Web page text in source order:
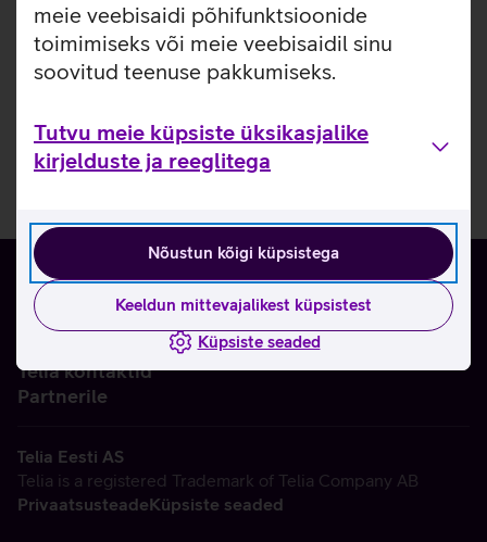
meie veebisaidi põhifunktsioonide
toimimiseks või meie veebisaidil sinu
soovitud teenuse pakkumiseks.
Tutvu meie küpsiste üksikasjalike
kirjelduste ja reeglitega
Nõustun kõigi küpsistega
Keeldun mittevajalikest küpsistest
Küpsiste seaded
Telia kontaktid
Partnerile
Telia Eesti AS
Telia is a registered Trademark of Telia Company AB
PrivaatsusteadeKüpsiste seaded